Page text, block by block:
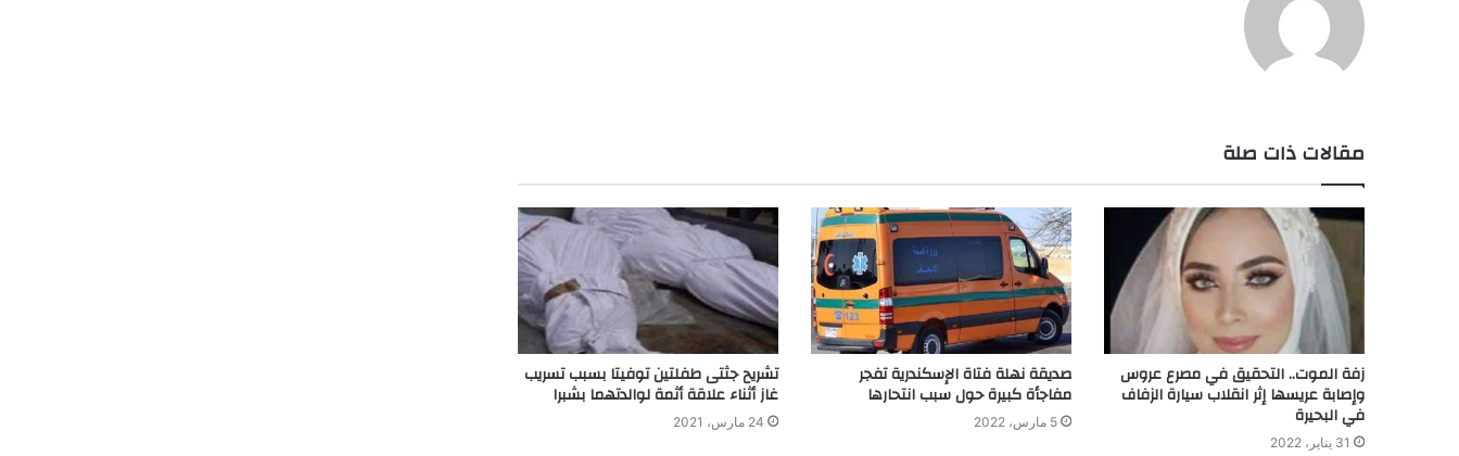
مقالات ذات صلة
زفة الموت.. التحقيق في مصرع عروس
وإصابة عريسها إثر انقلاب سيارة الزفاف
في البحيرة
31 يناير، 2022
صديقة نهلة فتاة الإسكندرية تفجر
مفاجأة كبيرة حول سبب انتحارها
5 مارس، 2022
تشريح جثتى طفلتين توفيتا بسبب تسريب
غاز أثناء علاقة أثمة لوالدتهما بشبرا
24 مارس، 2021